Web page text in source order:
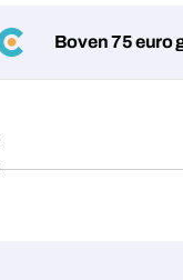
Boven 75 euro